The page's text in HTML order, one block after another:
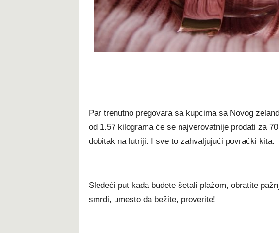
Par trenutno pregovara sa kupcima sa Novog
od 1.57 kilograma će se najverovatnije prodati za
dobitak na lutriji. I sve to zahvaljujući povraćki kita.
Sledeći put kada budete šetali plažom, obratite
smrdi, umesto da bežite, proverite!